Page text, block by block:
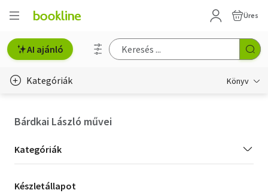
Üres
AI ajánló
Kategóriák Könyv
Hobbi, szabadidő
Bárdkai László művei
Kategória
szűrés
Kategóriák
Készletállapot
Készletállapot